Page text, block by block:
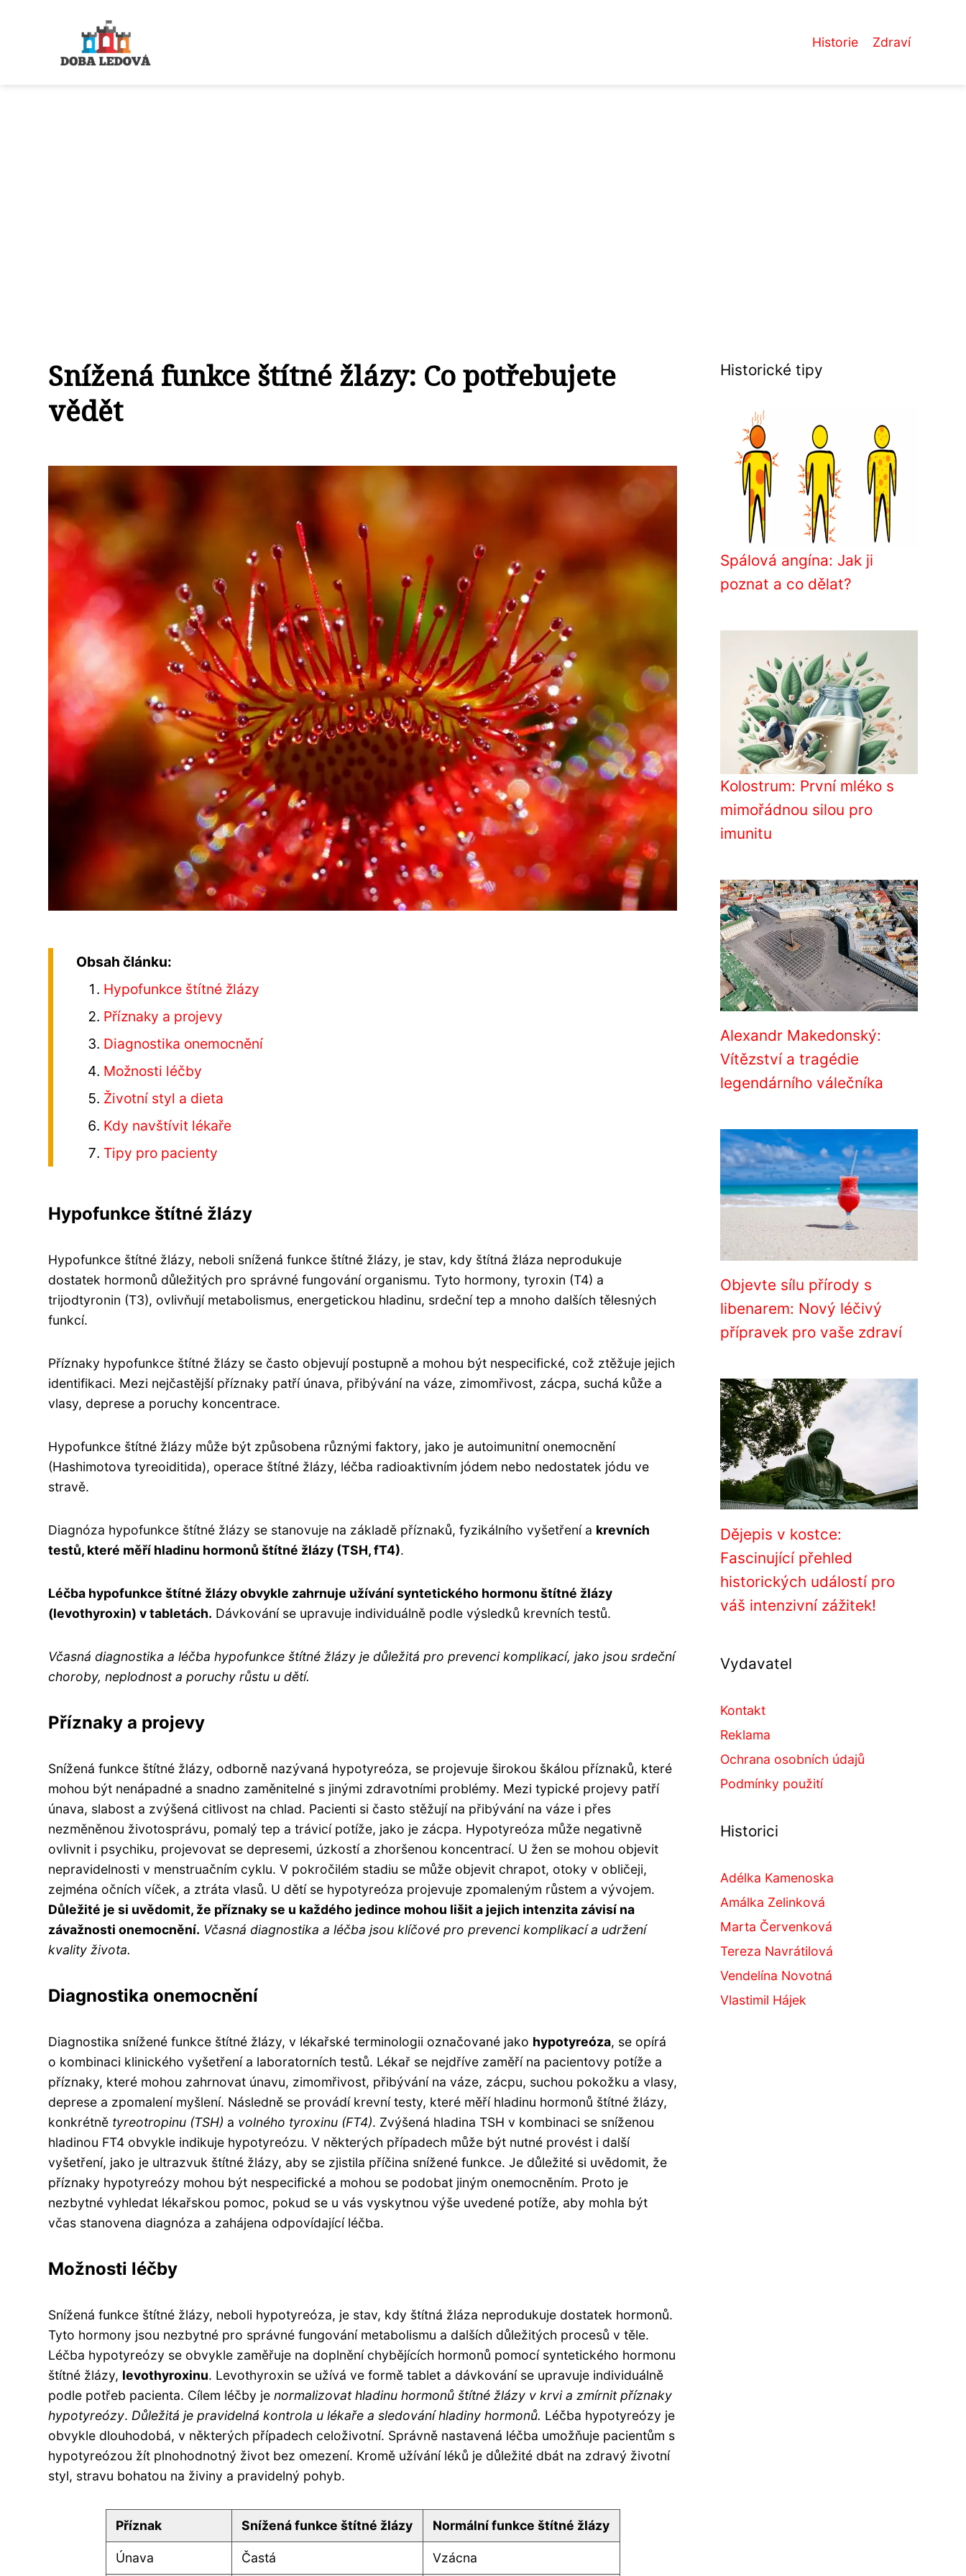
Historie Zdraví
Snížená funkce štítné žlázy: Co potřebujete
vědět
Obsah článku:
Hypofunkce štítné žlázy
Příznaky a projevy
Diagnostika onemocnění
Možnosti léčby
Životní styl a dieta
Kdy navštívit lékaře
Tipy pro pacienty
Hypofunkce štítné žlázy
Hypofunkce štítné žlázy, neboli snížená funkce štítné žlázy, je stav, kdy štítná žláza neprodukuje
dostatek hormonů důležitých pro správné fungování organismu. Tyto hormony, tyroxin (T4) a
trijodtyronin (T3), ovlivňují metabolismus, energetickou hladinu, srdeční tep a mnoho dalších tělesných
funkcí.
Příznaky hypofunkce štítné žlázy se často objevují postupně a mohou být nespecifické, což ztěžuje jejich
identifikaci. Mezi nejčastější příznaky patří únava, přibývání na váze, zimomřivost, zácpa, suchá kůže a
vlasy, deprese a poruchy koncentrace.
Hypofunkce štítné žlázy může být způsobena různými faktory, jako je autoimunitní onemocnění
(Hashimotova tyreoiditida), operace štítné žlázy, léčba radioaktivním jódem nebo nedostatek jódu ve
stravě.
Diagnóza hypofunkce štítné žlázy se stanovuje na základě příznaků, fyzikálního vyšetření a krevních
testů, které měří hladinu hormonů štítné žlázy (TSH, fT4).
Léčba hypofunkce štítné žlázy obvykle zahrnuje užívání syntetického hormonu štítné žlázy
(levothyroxin) v tabletách. Dávkování se upravuje individuálně podle výsledků krevních testů.
Včasná diagnostika a léčba hypofunkce štítné žlázy je důležitá pro prevenci komplikací, jako jsou srdeční
choroby, neplodnost a poruchy růstu u dětí.
Příznaky a projevy
Snížená funkce štítné žlázy, odborně nazývaná hypotyreóza, se projevuje širokou škálou příznaků, které
mohou být nenápadné a snadno zaměnitelné s jinými zdravotními problémy. Mezi typické projevy patří
únava, slabost a zvýšená citlivost na chlad. Pacienti si často stěžují na přibývání na váze i přes
nezměněnou životosprávu, pomalý tep a trávicí potíže, jako je zácpa. Hypotyreóza může negativně
ovlivnit i psychiku, projevovat se depresemi, úzkostí a zhoršenou koncentrací. U žen se mohou objevit
nepravidelnosti v menstruačním cyklu. V pokročilém stadiu se může objevit chrapot, otoky v obličeji,
zejména očních víček, a ztráta vlasů. U dětí se hypotyreóza projevuje zpomaleným růstem a vývojem.
Důležité je si uvědomit, že příznaky se u každého jedince mohou lišit a jejich intenzita závisí na
závažnosti onemocnění. Včasná diagnostika a léčba jsou klíčové pro prevenci komplikací a udržení
kvality života.
Diagnostika onemocnění
Diagnostika snížené funkce štítné žlázy, v lékařské terminologii označované jako hypotyreóza, se opírá
o kombinaci klinického vyšetření a laboratorních testů. Lékař se nejdříve zaměří na pacientovy potíže a
příznaky, které mohou zahrnovat únavu, zimomřivost, přibývání na váze, zácpu, suchou pokožku a vlasy,
deprese a zpomalení myšlení. Následně se provádí krevní testy, které měří hladinu hormonů štítné žlázy,
konkrétně tyreotropinu (TSH) a volného tyroxinu (FT4). Zvýšená hladina TSH v kombinaci se sníženou
hladinou FT4 obvykle indikuje hypotyreózu. V některých případech může být nutné provést i další
vyšetření, jako je ultrazvuk štítné žlázy, aby se zjistila příčina snížené funkce. Je důležité si uvědomit, že
příznaky hypotyreózy mohou být nespecifické a mohou se podobat jiným onemocněním. Proto je
nezbytné vyhledat lékařskou pomoc, pokud se u vás vyskytnou výše uvedené potíže, aby mohla být
včas stanovena diagnóza a zahájena odpovídající léčba.
Možnosti léčby
Snížená funkce štítné žlázy, neboli hypotyreóza, je stav, kdy štítná žláza neprodukuje dostatek hormonů.
Tyto hormony jsou nezbytné pro správné fungování metabolismu a dalších důležitých procesů v těle.
Léčba hypotyreózy se obvykle zaměřuje na doplnění chybějících hormonů pomocí syntetického hormonu
štítné žlázy, levothyroxinu. Levothyroxin se užívá ve formě tablet a dávkování se upravuje individuálně
podle potřeb pacienta. Cílem léčby je normalizovat hladinu hormonů štítné žlázy v krvi a zmírnit příznaky
hypotyreózy. Důležitá je pravidelná kontrola u lékaře a sledování hladiny hormonů. Léčba hypotyreózy je
obvykle dlouhodobá, v některých případech celoživotní. Správně nastavená léčba umožňuje pacientům s
hypotyreózou žít plnohodnotný život bez omezení. Kromě užívání léků je důležité dbát na zdravý životní
styl, stravu bohatou na živiny a pravidelný pohyb.
Příznak Snížená funkce štítné žlázy Normální funkce štítné žlázy
Únava Častá Vzácna
Historické tipy
Spálová angína: Jak ji
poznat a co dělat?
Kolostrum: První mléko s
mimořádnou silou pro
imunitu
Alexandr Makedonský:
Vítězství a tragédie
legendárního válečníka
Objevte sílu přírody s
libenarem: Nový léčivý
přípravek pro vaše zdraví
Dějepis v kostce:
Fascinující přehled
historických událostí pro
váš intenzivní zážitek!
Vydavatel
Kontakt
Reklama
Ochrana osobních údajů
Podmínky použití
Historici
Adélka Kamenoska
Amálka Zelinková
Marta Červenková
Tereza Navrátilová
Vendelína Novotná
Vlastimil Hájek